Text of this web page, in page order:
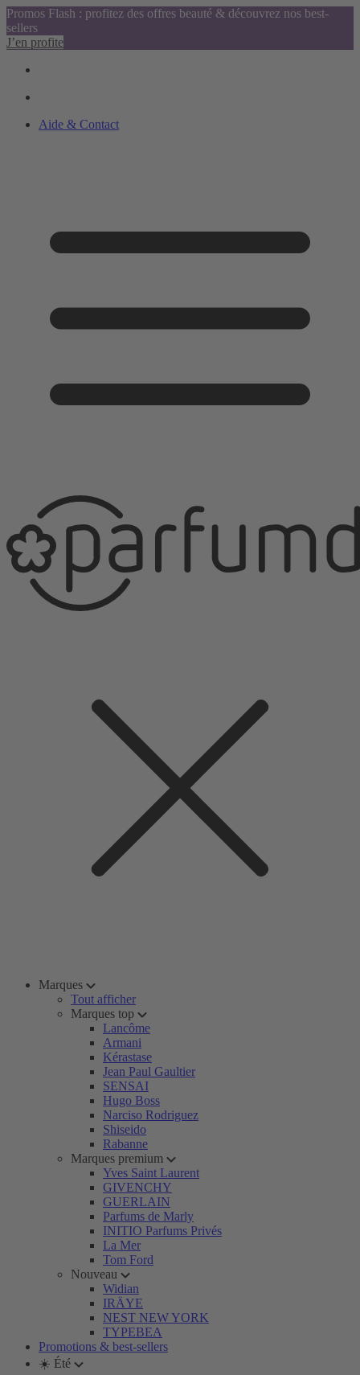
Promos Flash : profitez des offres beauté & découvrez nos best-
sellers
J’en profite
Aide & Contact
Marques
Tout afficher
Marques top
Lancôme
Armani
Kérastase
Jean Paul Gaultier
SENSAI
Hugo Boss
Narciso Rodriguez
Shiseido
Rabanne
Marques premium
Yves Saint Laurent
GIVENCHY
GUERLAIN
Parfums de Marly
INITIO Parfums Privés
La Mer
Tom Ford
Nouveau
Widian
IRÄYE
NEST NEW YORK
TYPEBEA
Promotions & best-sellers
☀️ Été